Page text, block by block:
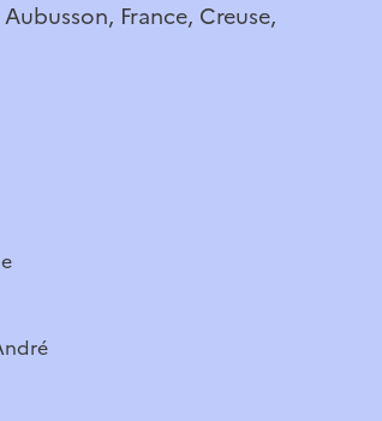
France, Creuse,